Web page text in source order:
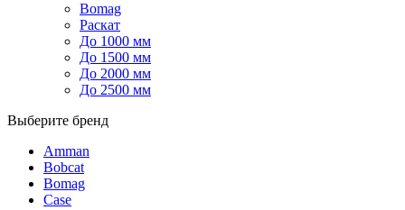
Bomag
Раскат
До 1000 мм
До 1500 мм
До 2000 мм
До 2500 мм
Выберите бренд
Amman
Bobcat
Bomag
Case